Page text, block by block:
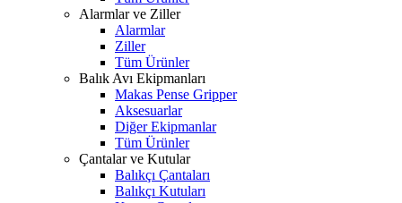
Alarmlar ve Ziller
Alarmlar
Ziller
Tüm Ürünler
Balık Avı Ekipmanları
Makas Pense Gripper
Aksesuarlar
Diğer Ekipmanlar
Tüm Ürünler
Çantalar ve Kutular
Balıkçı Çantaları
Balıkçı Kutuları